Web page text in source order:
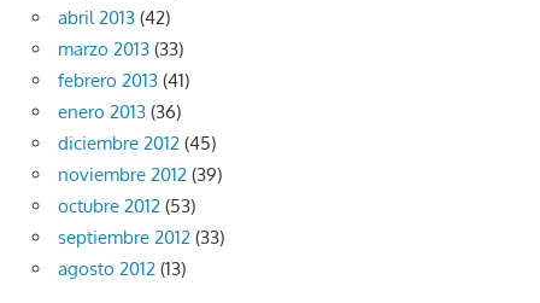
abril 2013 (42)
marzo 2013 (33)
febrero 2013 (41)
enero 2013 (36)
diciembre 2012 (45)
noviembre 2012 (39)
octubre 2012 (53)
septiembre 2012 (33)
agosto 2012 (13)